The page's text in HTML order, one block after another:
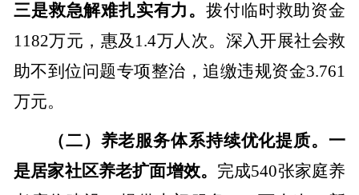
三是救急解难扎实有力。拨付临时救助资金
1182万元，惠及 1.4万人次。深入开展社会救
助不到位问题专项整治，追缴违规资金3.761
万元。
（二）养老服务体系持续优化提质。 一
是居家社区养老扩面增效。 完成540张家庭养